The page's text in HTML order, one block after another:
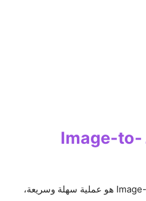
الاستخدام العام لـ Image-to-
بشكل عام استخدام Image-to-Text.ai هو عملية سهلة وسريعة،